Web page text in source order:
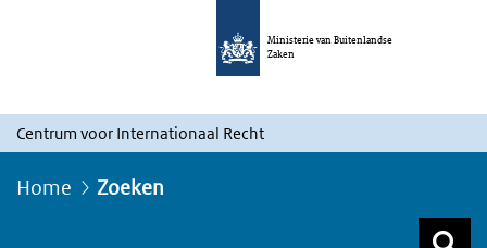
Ministerie van Buitenlandse
Zaken
Centrum voor Internationaal Recht
Home Zoeken